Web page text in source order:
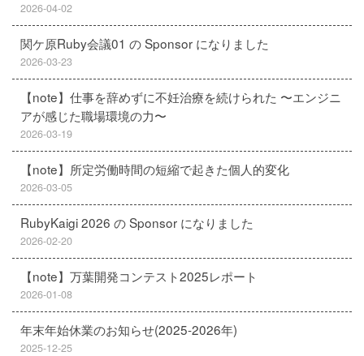
2026-04-02
関ケ原Ruby会議01 の Sponsor になりました
2026-03-23
【note】仕事を辞めずに不妊治療を続けられた 〜エンジニ
アが感じた職場環境の力〜
2026-03-19
【note】所定労働時間の短縮で起きた個人的変化
2026-03-05
RubyKaigi 2026 の Sponsor になりました
2026-02-20
【note】万葉開発コンテスト2025レポート
2026-01-08
年末年始休業のお知らせ(2025-2026年)
2025-12-25